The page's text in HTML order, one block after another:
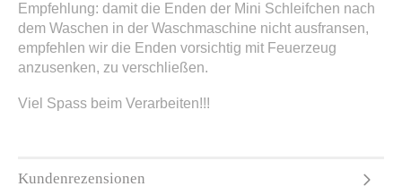
Empfehlung: damit die Enden der Mini Schleifchen nach
dem Waschen in der Waschmaschine nicht ausfransen,
empfehlen wir die Enden vorsichtig mit Feuerzeug
anzusenken, zu verschließen.
Viel Spass beim Verarbeiten!!!
Kundenrezensionen